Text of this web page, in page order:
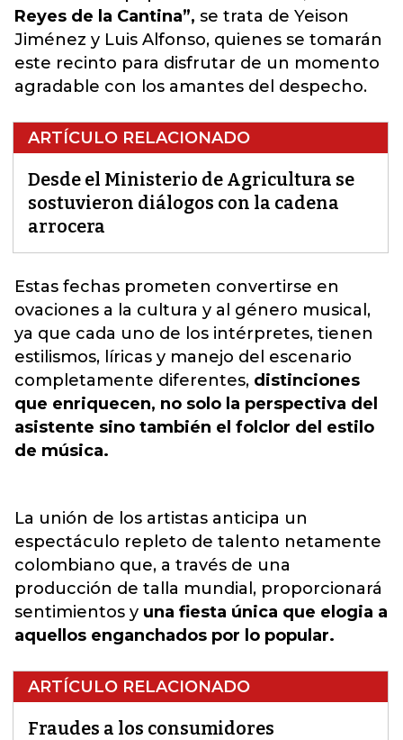
Reyes de la Cantina”, se trata de Yeison
Jiménez y Luis Alfonso, quienes se tomarán
este recinto para disfrutar de un momento
agradable con los amantes del despecho.
ARTÍCULO RELACIONADO
Desde el Ministerio de Agricultura se
sostuvieron diálogos con la cadena
arrocera
Estas fechas prometen convertirse en
ovaciones a la cultura y al género musical,
ya que cada uno de los intérpretes, tienen
estilismos, líricas y manejo del escenario
completamente diferentes, distinciones
que enriquecen, no solo la perspectiva del
asistente sino también el folclor del estilo
de música.
La unión de los artistas anticipa un
espectáculo repleto de talento netamente
colombiano que, a través de una
producción de talla mundial, proporcionará
sentimientos y una fiesta única que elogia a
aquellos enganchados por lo popular.
ARTÍCULO RELACIONADO
Fraudes a los consumidores